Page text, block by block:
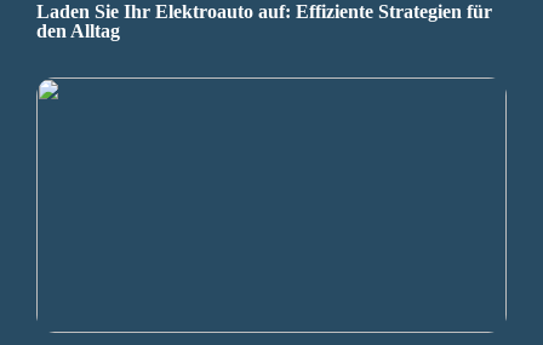
Laden Sie Ihr Elektroauto auf: Effiziente Strategien für
den Alltag